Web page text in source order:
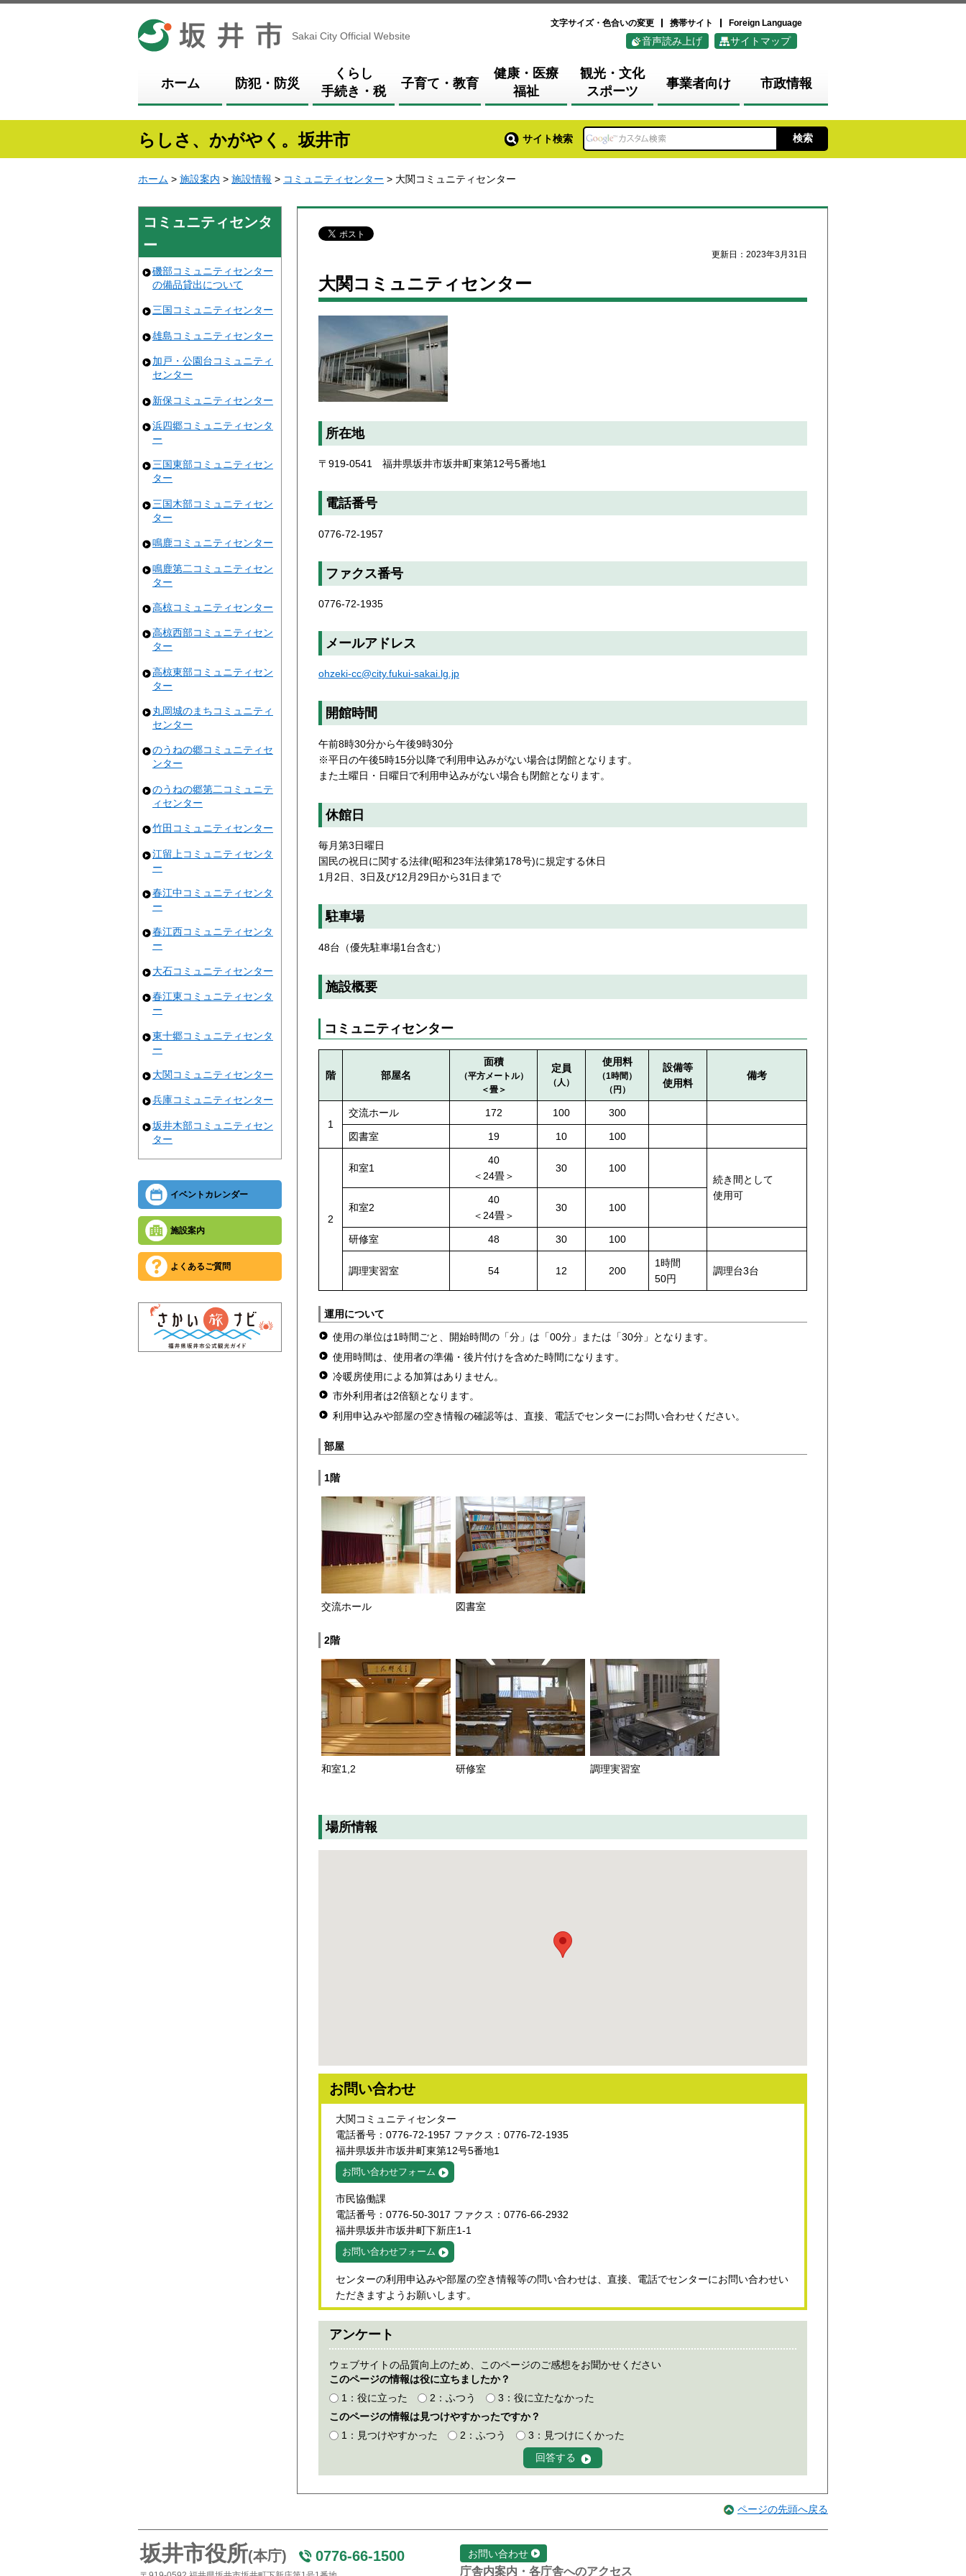
坂井市
Sakai City Official Website
文字サイズ・色合いの変更 携帯サイト Foreign Language
音声読み上げ サイトマップ
ホーム 防犯・防災
くらし
手続き・税
子育て・教育
健康・医療
福祉
観光・文化
スポーツ
事業者向け 市政情報
らしさ、かがやく。坂井市 サイト検索
ホーム > 施設案内 > 施設情報 > コミュニティセンター > 大関コミュニティセンター
コミュニティセンタ
ー
磯部コミュニティセンター
の備品貸出について
三国コミュニティセンター
雄島コミュニティセンター
加戸・公園台コミュニティ
センター
新保コミュニティセンター
浜四郷コミュニティセンタ
ー
三国東部コミュニティセン
ター
三国木部コミュニティセン
ター
鳴鹿コミュニティセンター
鳴鹿第二コミュニティセン
ター
高椋コミュニティセンター
高椋西部コミュニティセン
ター
高椋東部コミュニティセン
ター
丸岡城のまちコミュニティ
センター
のうねの郷コミュニティセ
ンター
のうねの郷第二コミュニテ
ィセンター
竹田コミュニティセンター
江留上コミュニティセンタ
ー
春江中コミュニティセンタ
ー
春江西コミュニティセンタ
ー
大石コミュニティセンター
春江東コミュニティセンタ
ー
東十郷コミュニティセンタ
ー
大関コミュニティセンター
兵庫コミュニティセンター
坂井木部コミュニティセン
ター
イベントカレンダー
施設案内
よくあるご質問
更新日：2023年3月31日
大関コミュニティセンター
所在地
〒919-0541 福井県坂井市坂井町東第12号5番地1
電話番号
0776-72-1957
ファクス番号
0776-72-1935
メールアドレス
ohzeki-cc@city.fukui-sakai.lg.jp
開館時間
午前8時30分から午後9時30分
※平日の午後5時15分以降で利用申込みがない場合は閉館となります。
また土曜日・日曜日で利用申込みがない場合も閉館となります。
休館日
毎月第3日曜日
国民の祝日に関する法律(昭和23年法律第178号)に規定する休日
1月2日、3日及び12月29日から31日まで
駐車場
48台（優先駐車場1台含む）
施設概要
コミュニティセンター
階 部屋名
面積
（平方メートル）
＜畳＞
定員
（人）
使用料
（1時間）
（円）
設備等
使用料
備考
1
交流ホール 172 100 300
図書室 19 10 100
2
和室1
40
＜24畳＞
30
100
続き間として
使用可
和室2
40
＜24畳＞
30 100
研修室 48 30 100
調理実習室 54 12 200
1時間
50円
調理台3台
運用について
使用の単位は1時間ごと、開始時間の「分」は「00分」または「30分」となります。
使用時間は、使用者の準備・後片付けを含めた時間になります。
冷暖房使用による加算はありません。
市外利用者は2倍額となります。
利用申込みや部屋の空き情報の確認等は、直接、電話でセンターにお問い合わせください。
部屋
1階
交流ホール 図書室
2階
和室1,2 研修室 調理実習室
場所情報
お問い合わせ
大関コミュニティセンター
電話番号：0776-72-1957 ファクス：0776-72-1935
福井県坂井市坂井町東第12号5番地1
お問い合わせフォーム
市民協働課
電話番号：0776-50-3017 ファクス：0776-66-2932
福井県坂井市坂井町下新庄1-1
お問い合わせフォーム
センターの利用申込みや部屋の空き情報等の問い合わせは、直接、電話でセンターにお問い合わせい
ただきますようお願いします。
アンケート
ウェブサイトの品質向上のため、このページのご感想をお聞かせください
このページの情報は役に立ちましたか？
1：役に立った
2：ふつう
3：役に立たなかった
このページの情報は見つけやすかったですか？
1：見つけやすかった
2：ふつう 3：見つけにくかった
ページの先頭へ戻る
坂井市役所(本庁) 0776-66-1500 お問い合わせ
庁舎内案内・各庁舎へのアクセス